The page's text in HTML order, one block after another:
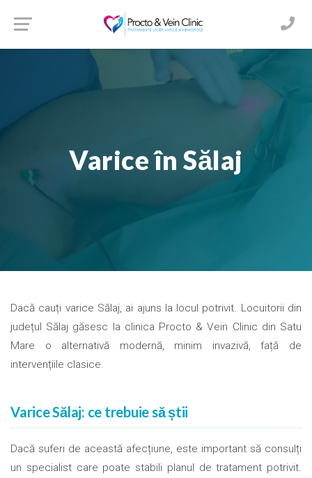
Varice în Sălaj
Dacă cauți varice Sălaj, ai ajuns la locul potrivit. Locuitorii din
județul Sălaj găsesc la clinica Procto & Vein Clinic din Satu
Mare o alternativă modernă, minim invazivă, față de
intervențiile clasice.
Varice Sălaj: ce trebuie să știi
Dacă suferi de această afecțiune, este important să consulți
un specialist care poate stabili planul de tratament potrivit.